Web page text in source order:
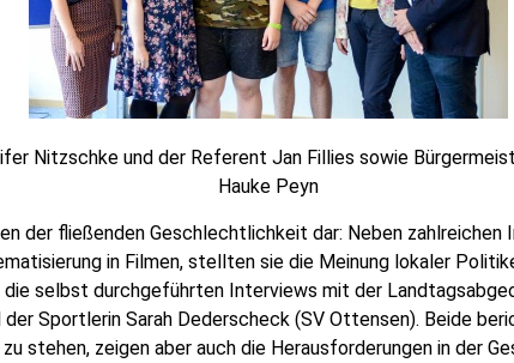
Nitzschke und der Referent Jan Fillies sowie
Hauke Peyn
der fließenden Geschlechtlichkeit dar: Neben
in Filmen, stellten sie die Meinung lokaler
selbst durchgeführten Interviews mit der
Sportlerin Sarah Dederscheck (SV Ottensen). Beide
stehen, zeigen aber auch die Herausforderungen in der